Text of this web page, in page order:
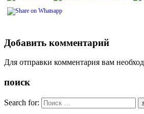
Добавить комментарий
Для отправки комментария вам
поиск
Search for: